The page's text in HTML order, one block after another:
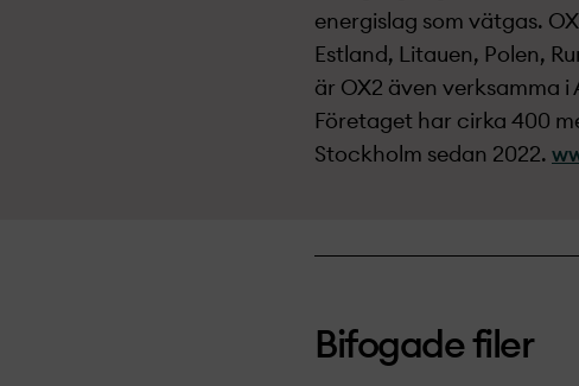
energislag som vätgas.
Estland, Litauen, Polen,
är OX2 även verksamma
Företaget har cirka 400
Stockholm sedan 2022.
Bifogade filer